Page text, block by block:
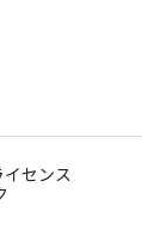
イセンス